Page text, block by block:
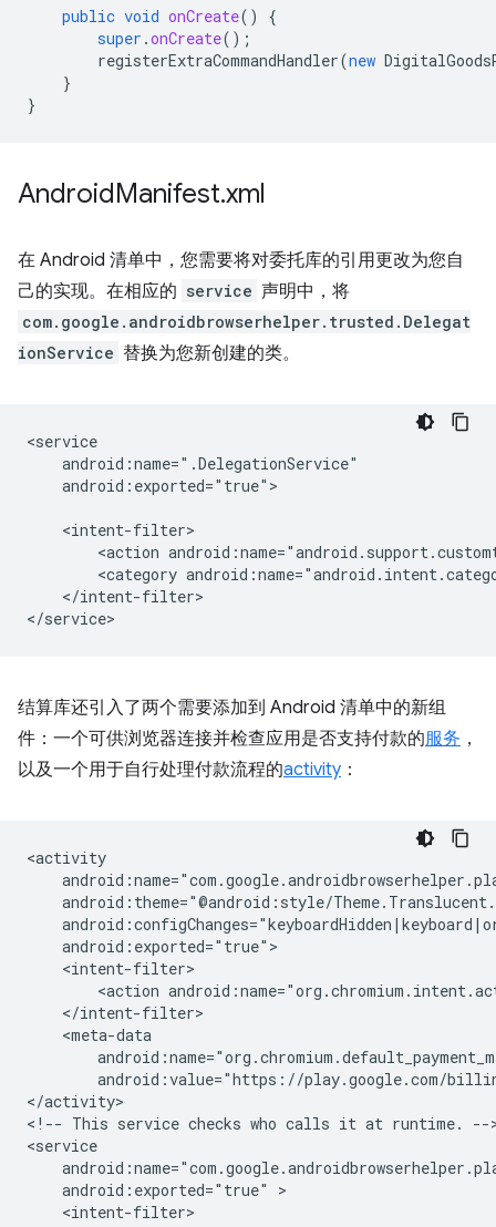
public void onCreate()
{
super .onCreate();
registerExtraCommandHandler(new
}
}
AndroidManifest.xml
在 Android 清单中，您需要将对委托库的引用更改为您自
己的实现。在相应的 service 声明中，将
com.google.androidbrowserhelper.trusted.Delegat
ionService 替换为您新创建的类。
android:exported="true">
<action
<category
</intent-filter>
结算库还引入了两个需要添加到 Android 清单中的新组
件：一个可供浏览器连接并检查应用是否支持付款的服务 ，
以及一个用于自行处理付款流程的activity ：
<action
android:value="https://play.google.com/
</activity>
<!-- This service checks who calls it at runtime.
--
android:exported="true"